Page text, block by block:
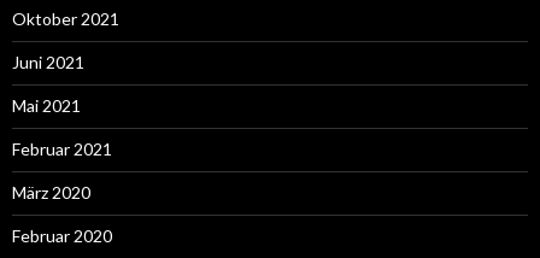
Oktober 2021
Juni 2021
Mai 2021
Februar 2021
März 2020
Februar 2020